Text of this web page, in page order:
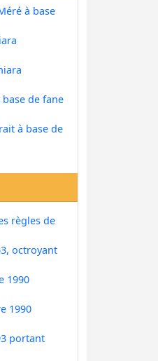
à base
de fane
à base de
règles de
octroyant
1990
1990
portant